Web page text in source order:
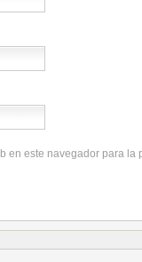
en este navegador para la